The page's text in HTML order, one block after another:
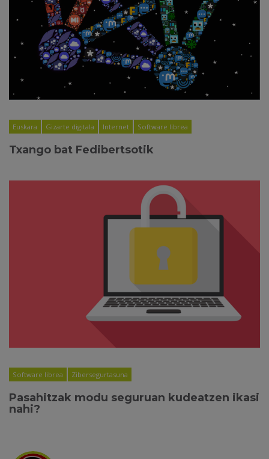
Euskara Gizarte digitala Internet Software librea
Txango bat Fedibertsotik
Software librea Zibersegurtasuna
Pasahitzak modu seguruan kudeatzen ikasi
nahi?